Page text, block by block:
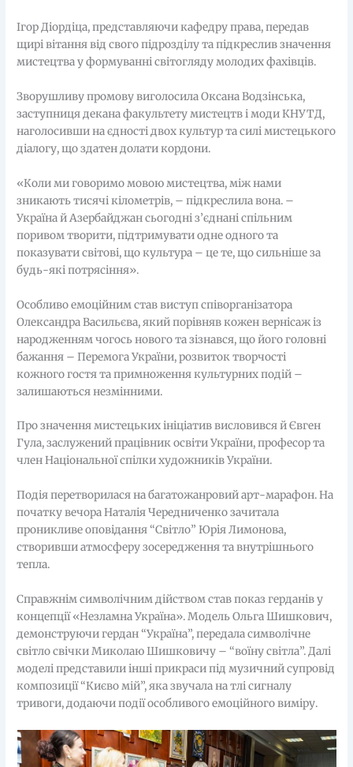
Ігор Діордіца, представляючи кафедру права, передав
щирі вітання від свого підрозділу та підкреслив значення
мистецтва у формуванні світогляду молодих фахівців.
Зворушливу промову виголосила Оксана Водзінська,
заступниця декана факультету мистецтв і моди КНУТД,
наголосивши на єдності двох культур та силі мистецького
діалогу, що здатен долати кордони.
«Коли ми говоримо мовою мистецтва, між нами
зникають тисячі кілометрів, – підкреслила вона. –
Україна й Азербайджан сьогодні з’єднані спільним
поривом творити, підтримувати одне одного та
показувати світові, що культура – це те, що сильніше за
будь-які потрясіння».
Особливо емоційним став виступ співорганізатора
Олександра Васильєва, який порівняв кожен вернісаж із
народженням чогось нового та зізнався, що його головні
бажання – Перемога України, розвиток творчості
кожного гостя та примноження культурних подій –
залишаються незмінними.
Про значення мистецьких ініціатив висловився й Євген
Гула, заслужений працівник освіти України, професор та
член Національної спілки художників України.
Подія перетворилася на багатожанровий арт-марафон. На
початку вечора Наталія Чередниченко зачитала
проникливе оповідання “Світло” Юрія Лимонова,
створивши атмосферу зосередження та внутрішнього
тепла.
Справжнім символічним дійством став показ герданів у
концепції «Незламна Україна». Модель Ольга Шишкович,
демонструючи гердан “Україна”, передала символічне
світло свічки Миколаю Шишковичу – “воїну світла”. Далі
моделі представили інші прикраси під музичний супровід
композиції “Києво мій”, яка звучала на тлі сигналу
тривоги, додаючи події особливого емоційного виміру.